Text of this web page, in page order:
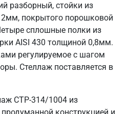
разборный, стойки из
покрытого порошковой
сплошные полки из
AISI 430 толщиной 0,8мм.
регулируемое с шагом
Стеллаж поставляется в
СТР-314/1004 из